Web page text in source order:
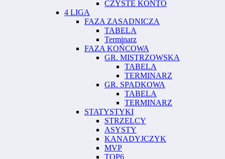
CZYSTE KONTO
4 LIGA
FAZA ZASADNICZA
TABELA
Terminarz
FAZA KOŃCOWA
GR. MISTRZOWSKA
TABELA
TERMINARZ
GR. SPADKOWA
TABELA
TERMINARZ
STATYSTYKI
STRZELCY
ASYSTY
KANADYJCZYK
MVP
TOP6